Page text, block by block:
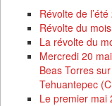
Révolte de
Révolte du
La révolte du
Mercredi 20
Beas Torres
Tehuantepec
Le premier mai